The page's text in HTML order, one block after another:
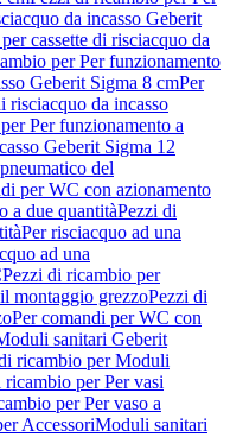
da incasso Geberit
cassette di risciacquo da
per Per funzionamento
Geberit Sigma 8 cmPer
risciacquo da incasso
Per funzionamento a
Geberit Sigma 12
del
per WC con azionamento
a due quantitàPezzi di
Per risciacquo ad una
ad una
Pezzi di ricambio per
montaggio grezzoPezzi di
Per comandi per WC con
sanitari Geberit
ricambio per Moduli
ricambio per Per vasi
per Per vaso a
AccessoriModuli sanitari